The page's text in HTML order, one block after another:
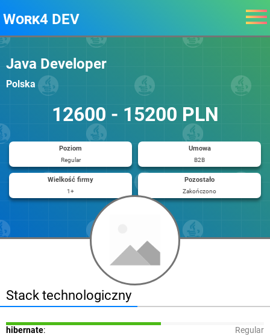
Work4 DEV
Java Developer
Polska
12600 - 15200 PLN
Poziom
Regular
Umowa
B2B
Wielkość firmy
1+
Pozostało
Zakończono
Stack technologiczny
hibernate: Regular